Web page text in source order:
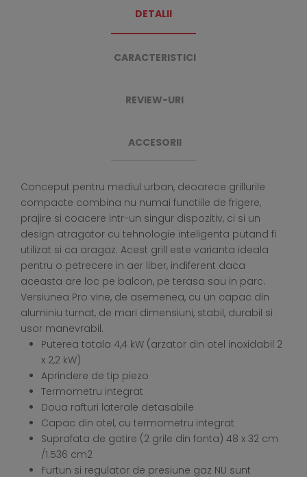
DETALII
CARACTERISTICI
REVIEW-URI
ACCESORII
Conceput pentru mediul urban, deoarece grillurile
compacte combina nu numai functiile de frigere,
prajire si coacere intr-un singur dispozitiv, ci si un
design atragator cu tehnologie inteligenta putand fi
utilizat si ca aragaz. Acest grill este varianta ideala
pentru o petrecere in aer liber, indiferent daca
aceasta are loc pe balcon, pe terasa sau in parc.
Versiunea Pro vine, de asemenea, cu un capac din
aluminiu turnat, de mari dimensiuni, stabil, durabil si
usor manevrabil.
Puterea totala 4,4 kW (arzator din otel inoxidabil 2
x 2,2 kW)
Aprindere de tip piezo
Termometru integrat
Doua rafturi laterale detasabile
Capac din otel, cu termometru integrat
Suprafata de gatire (2 grile din fonta) 48 x 32 cm
/1.536 cm2
Furtun si regulator de presiune gaz NU sunt